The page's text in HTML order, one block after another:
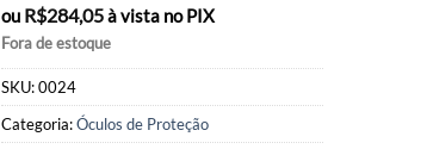
ou R$284,05à vista no PIX
Fora de estoque
SKU:0024
Categoria:Óculos de Proteção